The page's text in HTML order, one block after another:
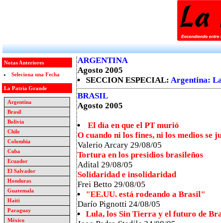
Notas Anteriores
Seleciona una Fecha
La Patria Grande
Argentina
Brasil
Bolivia
Chile
Colombia
Cuba
Ecuador
El Salvador
Honduras
Guatemala
Haiti
Paraguay
México
ARGENTINA
Agosto 2005
SECCION ESPECIAL: Argentina:
BRASIL
Agosto 2005
El día en que el PT murió
O cuando ni los fines, ni los medios se
Valerio Arcary 29/08/05
Tortura en los presidios brasileños
Adital 29/08/05
Solidaridad e insolidaridad
Frei Betto 29/08/05
"EE.UU. está rodeando a Brasil"
Darío Pignotti 24/08/05
Lula, los Sin Tierra y el futuro de